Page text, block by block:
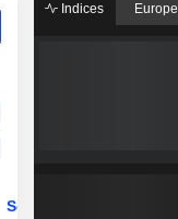
Secteur
Indices Europe